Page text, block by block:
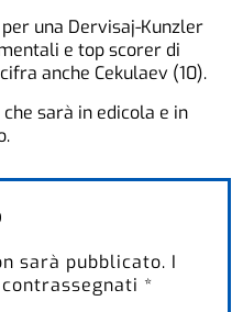
una Dervisaj-Kunzler
e top scorer di
anche Cekulaev (10).
sarà in edicola e in
sarà pubblicato. I
*